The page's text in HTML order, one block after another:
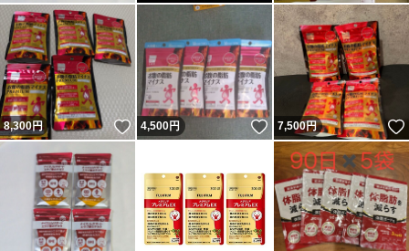
8,300円 いいね！
4,500円 いいね！
7,500円